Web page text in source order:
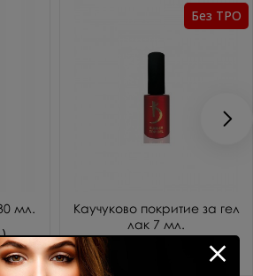
мл.
Без TPO
Каучуково покритие за гел
лак 7 мл.